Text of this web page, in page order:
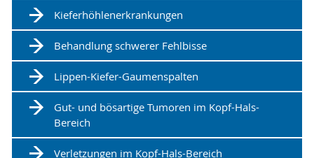
Kieferhöhlenerkrankungen
Behandlung schwerer Fehlbisse
Lippen-Kiefer-Gaumenspalten
Gut- und bösartige Tumoren im Kopf-Hals-
Bereich
Verletzungen im Kopf-Hals-Bereich